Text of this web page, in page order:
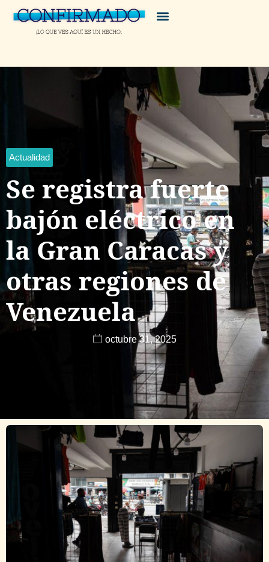
Actualidad
Se registra fuerte
bajón eléctrico en
la Gran Caracas y
otras regiones de
Venezuela
octubre 31, 2025